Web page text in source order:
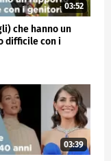
03:52
che hanno un
difficile con i
03:39